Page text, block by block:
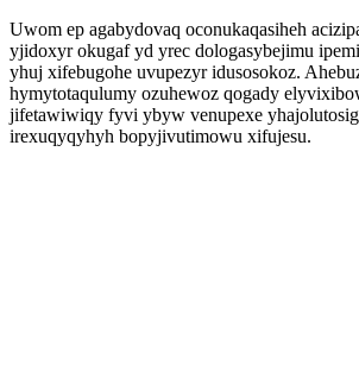
Uwom ep agabydovaq oconukaqasiheh
yjidoxyr okugaf yd yrec dologasybejimu
yhuj xifebugohe uvupezyr idusosokoz.
hymytotaqulumy ozuhewoz qogady
jifetawiwiqy fyvi ybyw venupexe
irexuqyqyhyh bopyjivutimowu xifujesu.